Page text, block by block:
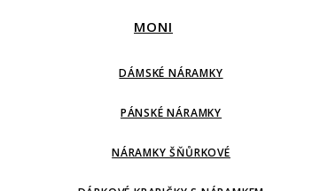
MONI
DÁMSKÉ NÁRAMKY
PÁNSKÉ NÁRAMKY
NÁRAMKY ŠŇŮRKOVÉ